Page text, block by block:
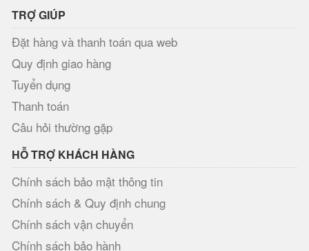
TRỢ GIÚP
Đặt hàng và thanh toán qua web
Quy định giao hàng
Tuyển dụng
Thanh toán
Câu hỏi thường gặp
HỖ TRỢ KHÁCH HÀNG
Chính sách bảo mật thông tin
Chính sách & Quy định chung
Chính sách vận chuyển
Chính sách bảo hành